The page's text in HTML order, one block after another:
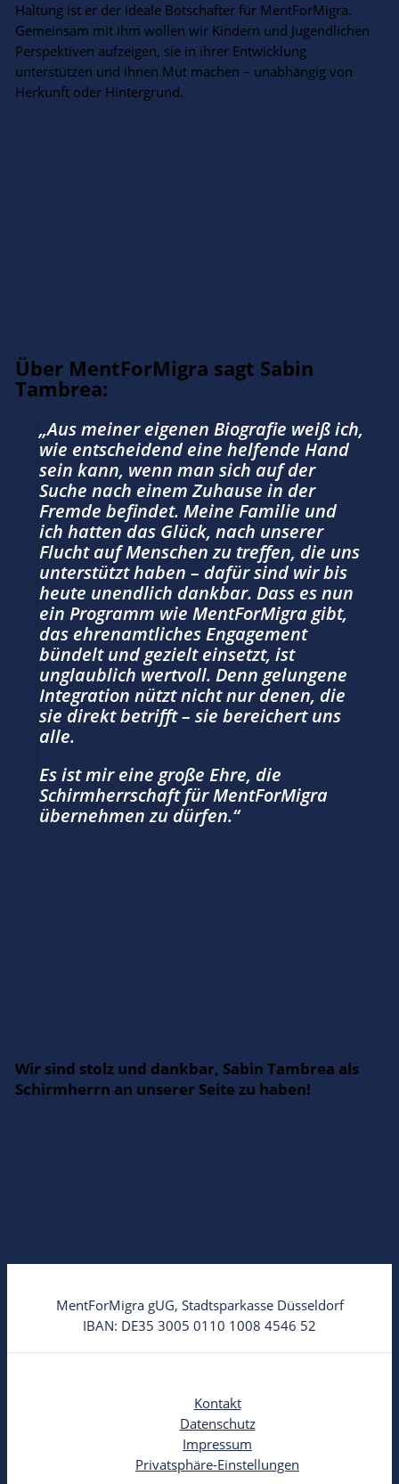
Haltung ist er der ideale Botschafter für MentForMigra.
Gemeinsam mit ihm wollen wir Kindern und Jugendlichen
Perspektiven aufzeigen, sie in ihrer Entwicklung
unterstützen und ihnen Mut machen – unabhängig von
Herkunft oder Hintergrund.
Über MentForMigra sagt Sabin
Tambrea:
„Aus meiner eigenen Biografie weiß ich,
wie entscheidend eine helfende Hand
sein kann, wenn man sich auf der
Suche nach einem Zuhause in der
Fremde befindet. Meine Familie und
ich hatten das Glück, nach unserer
Flucht auf Menschen zu treffen, die uns
unterstützt haben – dafür sind wir bis
heute unendlich dankbar. Dass es nun
ein Programm wie MentForMigra gibt,
das ehrenamtliches Engagement
bündelt und gezielt einsetzt, ist
unglaublich wertvoll. Denn gelungene
Integration nützt nicht nur denen, die
sie direkt betrifft – sie bereichert uns
alle.
Es ist mir eine große Ehre, die
Schirmherrschaft für MentForMigra
übernehmen zu dürfen.“
Wir sind stolz und dankbar, Sabin Tambrea als
Schirmherrn an unserer Seite zu haben!
MentForMigra gUG, Stadtsparkasse Düsseldorf
IBAN: DE35 3005 0110 1008 4546 52
Kontakt
Datenschutz
Impressum
Privatsphäre-Einstellungen